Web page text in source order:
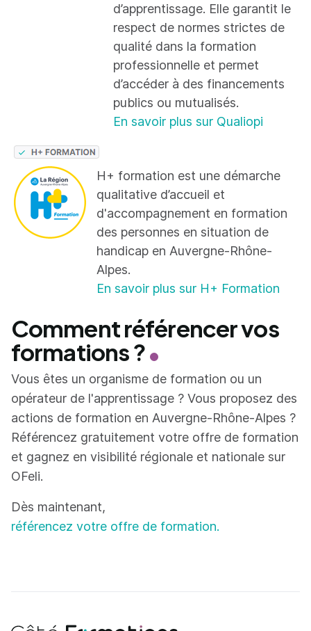
d’apprentissage. Elle garantit le
respect de normes strictes de
qualité dans la formation
professionnelle et permet
d’accéder à des financements
publics ou mutualisés.
En savoir plus sur Qualiopi
H+ formation est une démarche
qualitative d’accueil et
d'accompagnement en formation
des personnes en situation de
handicap en Auvergne-Rhône-
Alpes.
En savoir plus sur H+ Formation
Comment référencer vos
formations ?
Vous êtes un organisme de formation ou un
opérateur de l'apprentissage ? Vous proposez des
actions de formation en Auvergne-Rhône-Alpes ?
Référencez gratuitement votre offre de formation
et gagnez en visibilité régionale et nationale sur
OFeli.
Dès maintenant,
référencez votre offre de formation.